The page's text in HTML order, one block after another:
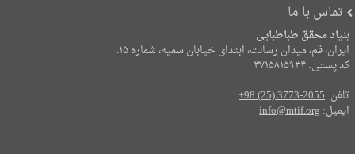
تماس با ما
بنیاد محقق طباطبایی
ایران، قم، میدان رسالت، ابتدای خیابان سمیه، شماره ۱۵.
کد پستی: ۳۷۱۵۸۱۵۹۳۴
تلفن:+98 (25) 3773-2055
ایمیل:info@mtif.org